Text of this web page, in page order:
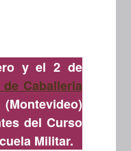
y el 2 de
Caballeria
del Curso
Militar.